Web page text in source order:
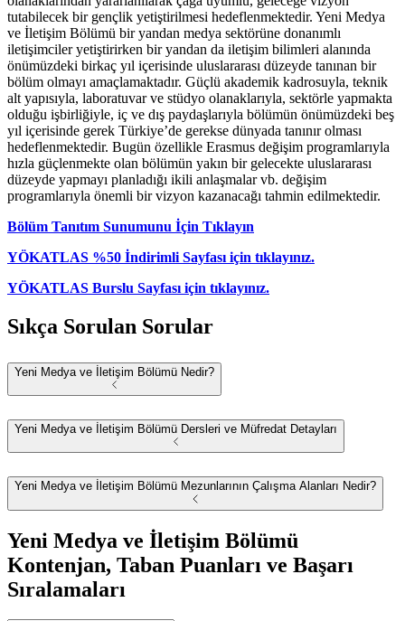
tutabilecek bir gençlik yetiştirilmesi hedeflenmektedir. Yeni Medya
ve İletişim Bölümü bir yandan medya sektörüne donanımlı
iletişimciler yetiştirirken bir yandan da iletişim bilimleri alanında
önümüzdeki birkaç yıl içerisinde uluslararası düzeyde tanınan bir
bölüm olmayı amaçlamaktadır. Güçlü akademik kadrosuyla, teknik
alt yapısıyla, laboratuvar ve stüdyo olanaklarıyla, sektörle yapmakta
olduğu işbirliğiyle, iç ve dış paydaşlarıyla bölümün önümüzdeki beş
yıl içerisinde gerek Türkiye’de gerekse dünyada tanınır olması
hedeflenmektedir. Bugün özellikle Erasmus değişim programlarıyla
hızla güçlenmekte olan bölümün yakın bir gelecekte uluslararası
düzeyde yapmayı planladığı ikili anlaşmalar vb. değişim
programlarıyla önemli bir vizyon kazanacağı tahmin edilmektedir.
Bölüm Tanıtım Sunumunu İçin Tıklayın
YÖKATLAS %50 İndirimli Sayfası için tıklayınız.
YÖKATLAS Burslu Sayfası için tıklayınız.
Sıkça Sorulan Sorular
Yeni Medya ve İletişim Bölümü Nedir?
Yeni Medya ve İletişim Bölümü Dersleri ve Müfredat Detayları
Yeni Medya ve İletişim Bölümü Mezunlarının Çalışma Alanları Nedir?
Yeni Medya ve İletişim Bölümü
Kontenjan, Taban Puanları ve Başarı
Sıralamaları